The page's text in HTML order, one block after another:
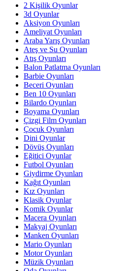
2 Kişilik Oyunlar
3d Oyunlar
Aksiyon Oyunları
Ameliyat Oyunları
Araba Yarış Oyunları
Ateş ve Su Oyunları
Atış Oyunları
Balon Patlatma Oyunları
Barbie Oyunları
Beceri Oyunları
Ben 10 Oyunları
Bilardo Oyunları
Boyama Oyunları
Çizgi Film Oyunları
Çocuk Oyunları
Dini Oyunlar
Dövüş Oyunları
Eğitici Oyunlar
Futbol Oyunları
Giydirme Oyunları
Kağıt Oyunları
Kız Oyunları
Klasik Oyunlar
Komik Oyunlar
Macera Oyunları
Makyaj Oyunları
Manken Oyunları
Mario Oyunları
Motor Oyunları
Müzik Oyunları